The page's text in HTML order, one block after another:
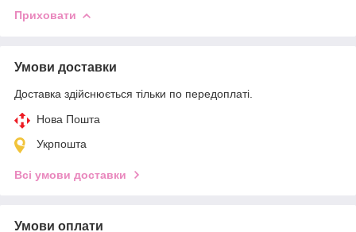
Приховати
Умови доставки
Доставка здійснюється тільки по передоплаті.
Нова Пошта
Укрпошта
Всі умови доставки
Умови оплати